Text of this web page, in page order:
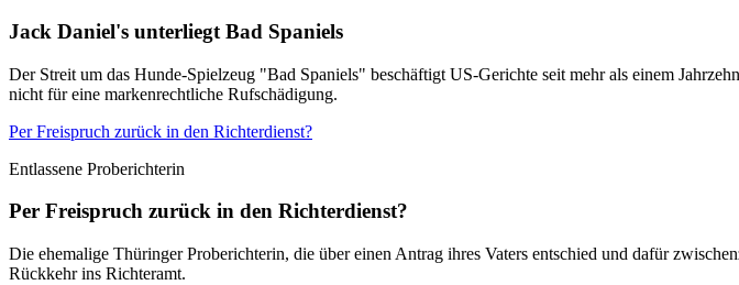
Jack Daniel's unterliegt Bad Spaniels
Der Streit um das Hunde-Spielzeug "Bad Spaniels" beschäftigt US-Gerichte seit mehr als einem
nicht für eine markenrechtliche Rufschädigung.
Per Freispruch zurück in den Richterdienst?
Entlassene Proberichterin
Per Freispruch zurück in den Richterdienst?
Die ehemalige Thüringer Proberichterin, die über einen Antrag ihres Vaters entschied und dafür
Rückkehr ins Richteramt.